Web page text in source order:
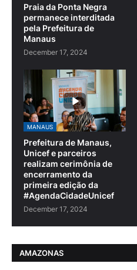
Praia da Ponta Negra
permanece interditada
pela Prefeitura de
Manaus
December 17, 2024
MANAUS
Prefeitura de Manaus,
Unicef e parceiros
realizam cerimônia de
encerramento da
primeira edição da
#AgendaCidadeUnicef
December 17, 2024
AMAZONAS